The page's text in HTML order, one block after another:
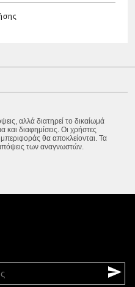
αλλά διατηρεί το δικαίωμά
και διαφημίσεις. Οι χρήστες
θα αποκλείονται. Τα
των αναγνωστών.